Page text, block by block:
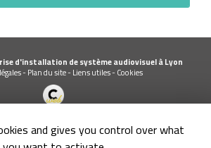
d'installation de système audiovisuel à Lyon
-Plan du site-Liens utiles-Cookies
Demande de Devis
and gives you control over what